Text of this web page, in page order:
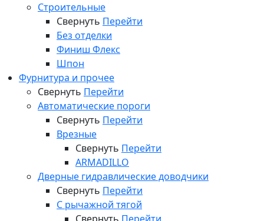
Строительные
Свернуть Перейти
Без отделки
Финиш Флекс
Шпон
Фурнитура и прочее
Свернуть Перейти
Автоматические пороги
Свернуть Перейти
Врезные
Свернуть Перейти
ARMADILLO
Дверные гидравлические доводчики
Свернуть Перейти
С рычажной тягой